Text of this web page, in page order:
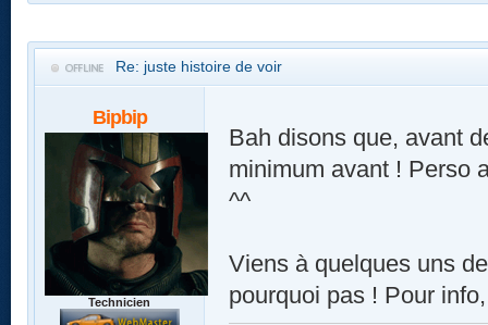
Re: juste histoire de voir
Bipbip
Technicien
Bah disons que, avant
minimum avant ! Perso
^^
Viens à quelques uns
pourquoi pas ! Pour